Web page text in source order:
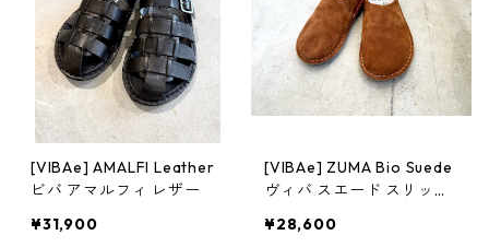
[VIBAe] AMALFI Leather
ビバ アマルフィ レザー
¥31,900
[VIBAe] ZUMA Bio Suede
ヴィバ スエード スリッポ
¥28,600